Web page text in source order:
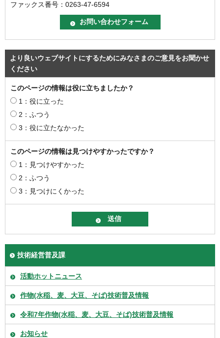
ファックス番号：0263-47-6594
より良いウェブサイトにするためにみなさまのご意見をお聞かせ
ください
このページの情報は役に立ちましたか？
1：役に立った
2：ふつう
3：役に立たなかった
このページの情報は見つけやすかったですか？
1：見つけやすかった
2：ふつう
3：見つけにくかった
技術経営普及課
活動ホットニュース
作物(水稲、麦、大豆、そば)技術普及情報
令和7年作物(水稲、麦、大豆、そば)技術普及情報
お知らせ